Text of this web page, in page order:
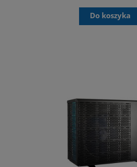
Do koszyka